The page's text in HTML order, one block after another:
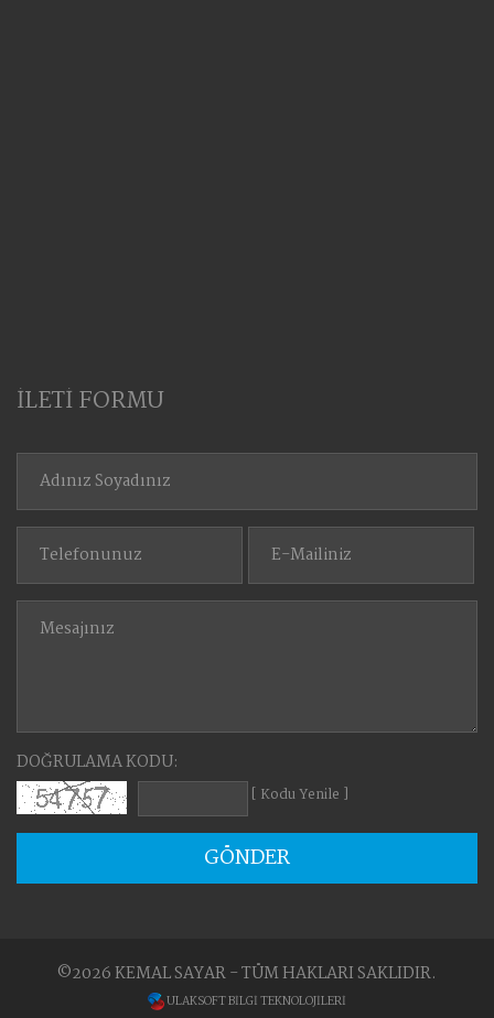
İLETİ FORMU
DOĞRULAMA KODU:
[ Kodu Yenile ]
GÖNDER
©2026 KEMAL SAYAR - TÜM HAKLARI SAKLIDIR.
ULAKSOFT BİLGİ TEKNOLOJİLERİ